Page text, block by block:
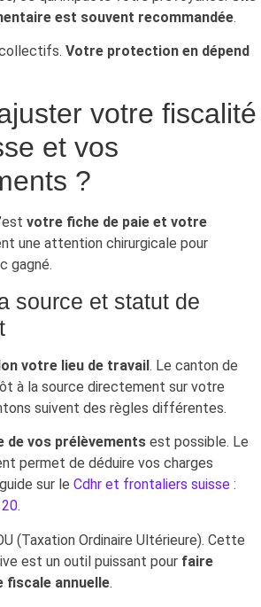
est souvent recommandée.
Votre protection en dépend
votre fiscalité
et vos
?
votre fiche de paie et votre
une attention chirurgicale pour
gagné.
source et statut de
votre lieu de travail. Le canton de
à la source directement sur votre
suivent des règles différentes.
de vos prélèvements est possible. Le
permet de déduire vos charges
sur le Cdhr et frontaliers suisse :
.
(Taxation Ordinaire Ultérieure). Cette
est un outil puissant pour faire
annuelle.